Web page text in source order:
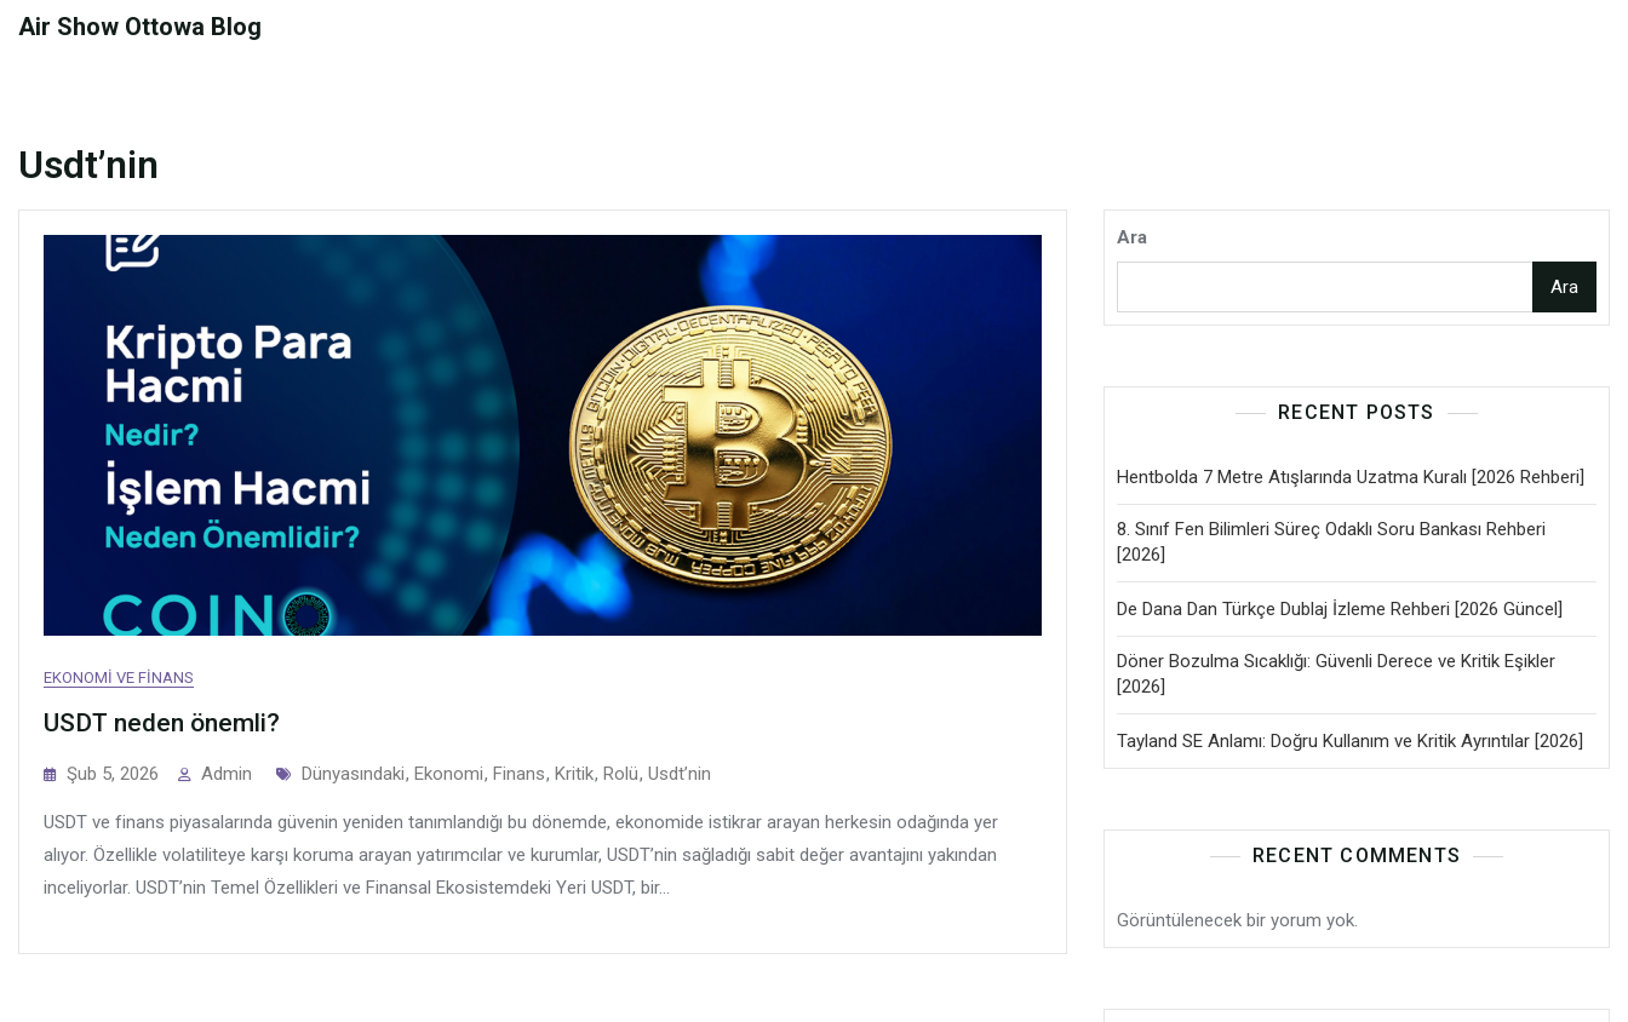
SkipAir Show Ottowa Blog
Usdt’nin
EKONOMI VE FINANS
USDT neden önemli?
Şub 5, 2026 Admin Tags
Dünyasındaki, Ekonomi, Finans, Kritik, Rolü, Usdt’nin
USDT ve finans piyasalarında güvenin yeniden tanımlandığı bu dönemde, ekonomide istikrar arayan herkesin odağında yer
alıyor. Özellikle volatiliteye karşı koruma arayan yatırımcılar ve kurumlar, USDT’nin sağladığı sabit değer avantajını yakından
inceliyorlar. USDT’nin Temel Özellikleri ve Finansal Ekosistemdeki Yeri USDT, bir...
Ara
Ara
RECENT POSTS
Hentbolda 7 Metre Atışlarında Uzatma Kuralı [2026 Rehberi]
8. Sınıf Fen Bilimleri Süreç Odaklı Soru Bankası Rehberi
[2026]
De Dana Dan Türkçe Dublaj İzleme Rehberi [2026 Güncel]
Döner Bozulma Sıcaklığı: Güvenli Derece ve Kritik Eşikler
[2026]
Tayland SE Anlamı: Doğru Kullanım ve Kritik Ayrıntılar [2026]
RECENT COMMENTS
Görüntülenecek bir yorum yok.